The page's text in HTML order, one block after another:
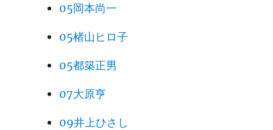
05岡本尚一
05楮山ヒロ子
05都築正男
07大原亨
09井上ひさし